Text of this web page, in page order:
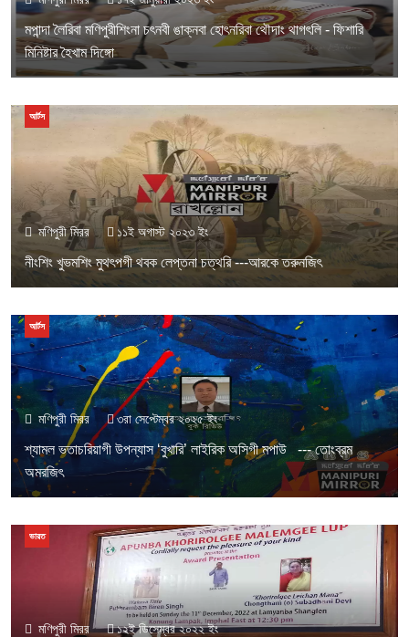
মপান্দা লৈরিবা মণিপুরীশিংনা চৎনবী ঙাক্নবা হোৎনরিবা থৌদাং থাগৎলি - ফিশারি
মিনিষ্টার হৈখাম দিঙ্গো
মণিপুরী মিরর ১১ই অগাস্ট ২০২৩ ইং
নীংশিং খুভমশিং মুথৎপগী থবক লেপ্তনা চত্থরি ---আরকে তরুনজিৎ
আর্টস
মণিপুরী মিরর ৩রা সেপ্টেম্বর ২০২৫ ইং
শ্যামল ভতাচরিয়াগী উপন্যাস ‘বুখারি’ লাইরিক অসিগী মপাউ --- তোংব্রম
অমরজিৎ
আর্টস
মণিপুরী মিরর ১২ই ডিসেম্বর ২০২২ ইং
ভারত